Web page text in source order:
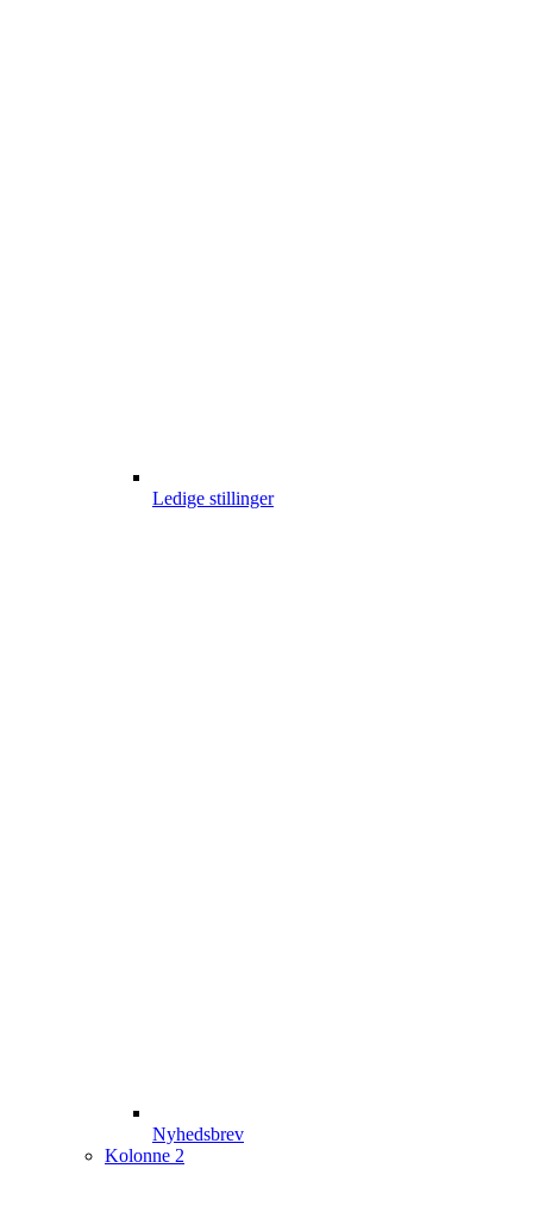
Ledige stillinger
Nyhedsbrev
Kolonne 2